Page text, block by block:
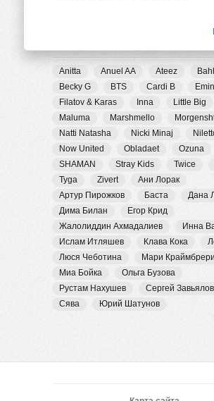
Anitta Anuel AA Ateez
Becky G
BTS Cardi B
Emin
Filatov & Karas
Inna
Little Big
Maluma
Marshmello
Natti Natasha
Nicki Minaj
Now United
Obladaet
Ozuna
SHAMAN
Stray Kids Twice
Tyga
Zivert
Ани Лорак
Артур Пирожков
Баста
Дана
Дима Билан
Егор Крид
Жалолиддин Ахмадалиев
Инна
Ислам Итляшев
Клава Кока
Люся Чеботина
Мари Краймбрери
Миа Бойка
Ольга Бузова
Рустам Нахушев
Сергей Завьялов
Сява
Юрий Шатунов